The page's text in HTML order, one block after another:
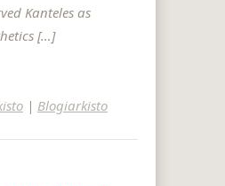
Kanteles as
[…]
| Blogiarkisto